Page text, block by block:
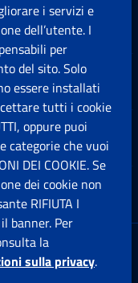
21
i servizi e
dell’utente. I
per
del sito. Solo
essere installati
tutti i cookie
oppure puoi
categorie che vuoi
DEI COOKIE. Se
dei cookie non
RIFIUTA I
banner. Per
la
sulla privacy.